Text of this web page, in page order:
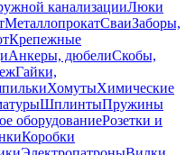
канализацииЛюки
МеталлопрокатСваиЗаборы,
Крепежные
Анкеры, дюбелиСкобы,
Гайки,
ХомутыХимические
ШплинтыПружины
оборудованиеРозетки и
Коробки